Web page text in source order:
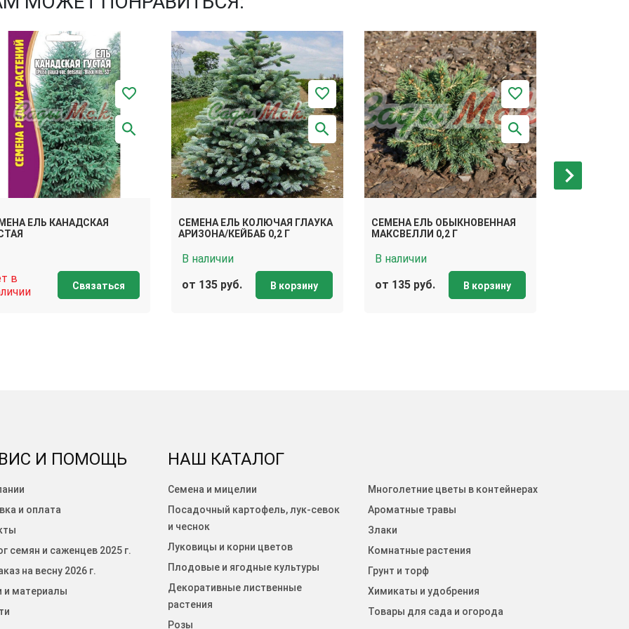
ЕЛЬ КАНАДСКАЯ
в
Связаться
СЕМЕНА ЕЛЬ КОЛЮЧАЯ ГЛАУКА
АРИЗОНА/КЕЙБАБ 0,2 Г
В наличии
от 135 руб.
В корзину
СЕМЕНА ЕЛЬ ОБЫКНОВЕННАЯ
МАКСВЕЛЛИ 0,2 Г
В наличии
от 135 руб.
В корзину
И ПОМОЩЬ
и оплата
семян и саженцев 2025 г.
на весну 2026 г.
и материалы
НАШ КАТАЛОГ
Семена и мицелии
Посадочный картофель, лук-севок
и чеснок
Луковицы и корни цветов
Плодовые и ягодные культуры
Декоративные лиственные
растения
Розы
Многолетние цветы в контейнерах
Ароматные травы
Злаки
Комнатные растения
Грунт и торф
Химикаты и удобрения
Товары для сада и огорода